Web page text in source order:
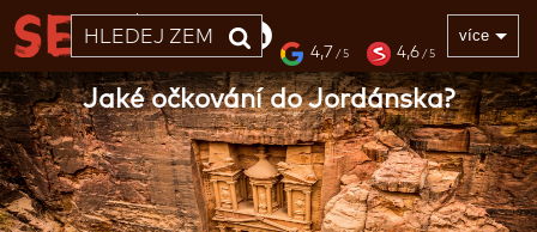
33 LET více
4,7 / 5 4,6 / 5
Jaké očkování do Jordánska?